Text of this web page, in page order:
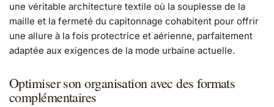
une véritable architecture textile où la souplesse de la
maille et la fermeté du capitonnage cohabitent pour offrir
une allure à la fois protectrice et aérienne, parfaitement
adaptée aux exigences de la mode urbaine actuelle.
Optimiser son organisation avec des formats
complémentaires